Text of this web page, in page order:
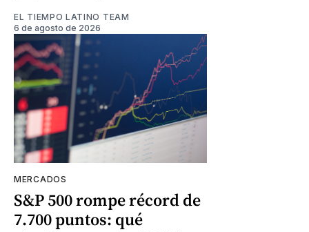
EL TIEMPO LATINO TEAM
6 de agosto de 2026
MERCADOS
S&P 500 rompe récord de
7.700 puntos: qué